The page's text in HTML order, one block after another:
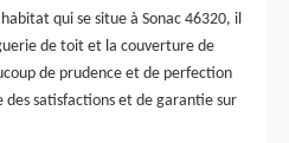
qui se situe à Sonac 46320, il
de toit et la couverture de
de prudence et de perfection
des satisfactions et de garantie sur